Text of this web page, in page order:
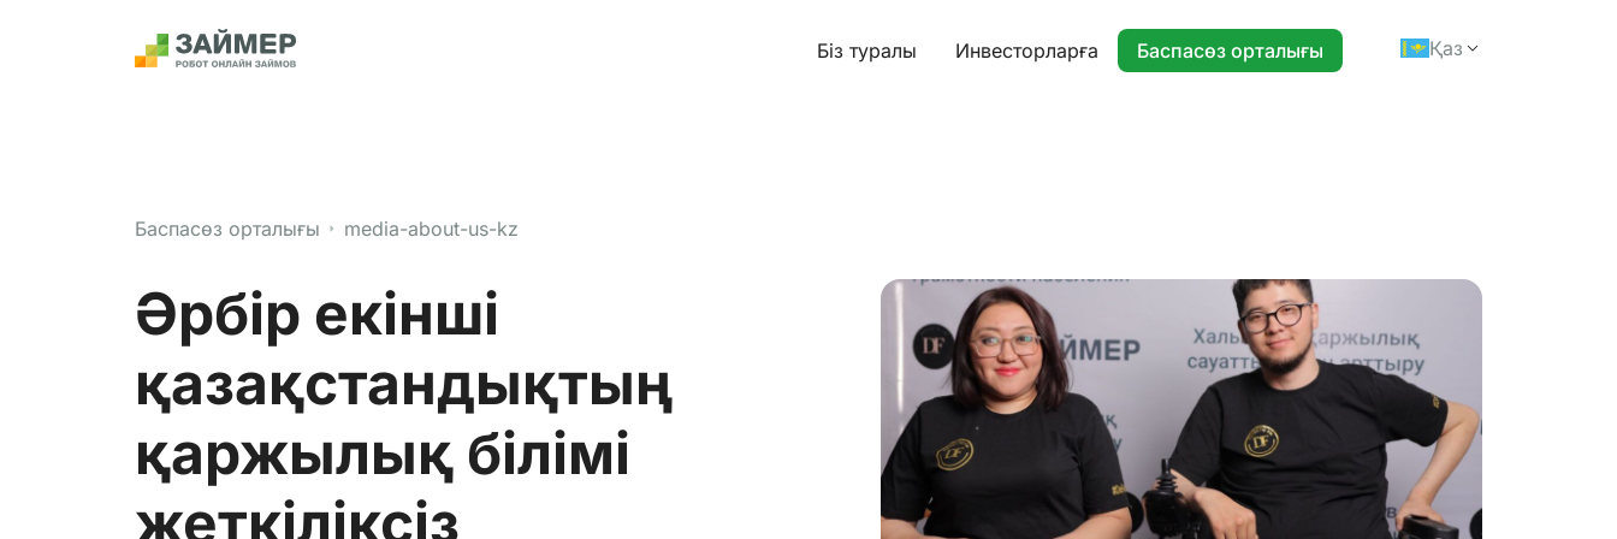
Біз туралы Инвесторларға Баспасөз орталығы Қаз
Баспасөз орталығы media-about-us-kz
Әрбір екінші
қазақстандықтың
қаржылық білімі
жеткіліксіз